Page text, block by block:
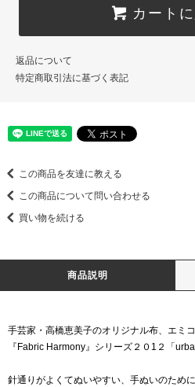
カート
返品について
特定商取引法に基づく表記
この商品を友達に教える
この商品について問い合わせる
買い物を続ける
商品説明
手芸家・高橋恵美子のオリジナル布、エミ
『Fabric Harmony』シリーズ２０1２「
針通りがよくてぬいやすい、手ぬいのため